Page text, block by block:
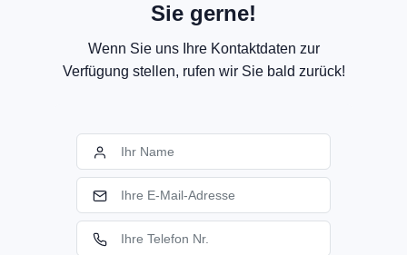
Sie gerne!
Wenn Sie uns Ihre Kontaktdaten zur
Verfügung stellen, rufen wir Sie bald zurück!